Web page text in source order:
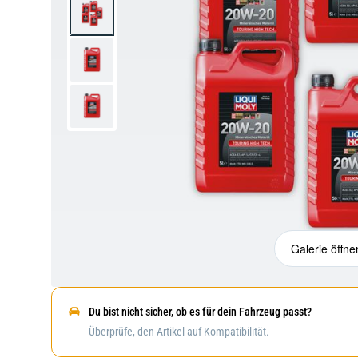
Galerie
Du bist nicht sicher, ob es für dein Fahrzeug passt?
Überprüfe, den Artikel auf Kompatibilität.